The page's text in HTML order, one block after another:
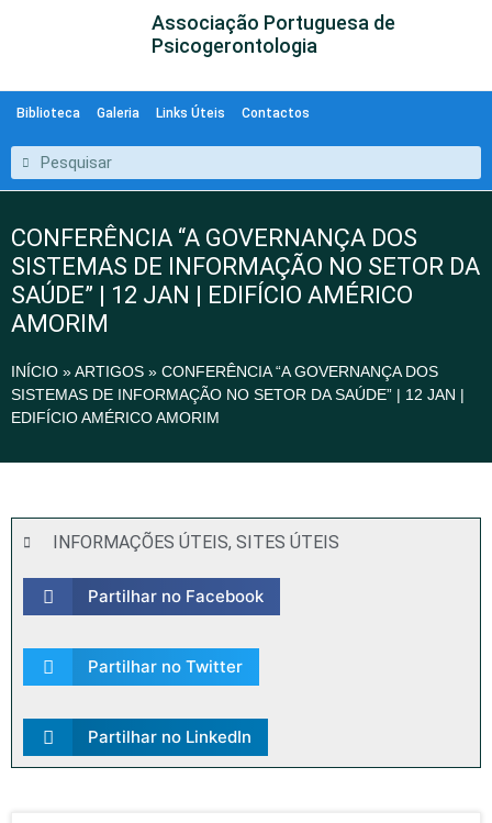
Associação Portuguesa de
Psicogerontologia
Biblioteca Galeria Links Úteis Contactos
CONFERÊNCIA “A GOVERNANÇA DOS
SISTEMAS DE INFORMAÇÃO NO SETOR DA
SAÚDE” | 12 JAN | EDIFÍCIO AMÉRICO
AMORIM
INÍCIO »ARTIGOS » CONFERÊNCIA “A GOVERNANÇA DOS
SISTEMAS DE INFORMAÇÃO NO SETOR DA SAÚDE” | 12 JAN |
EDIFÍCIO AMÉRICO AMORIM
INFORMAÇÕES ÚTEIS, SITES ÚTEIS
Partilhar no Facebook
Partilhar no Twitter
Partilhar no LinkedIn